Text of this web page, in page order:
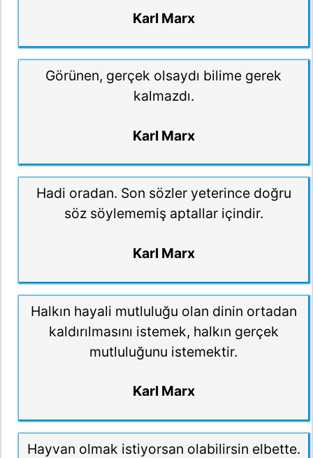
Karl Marx
Görünen, gerçek olsaydı bilime gerek
kalmazdı.
Karl Marx
Hadi oradan. Son sözler yeterince doğru
söz söylememiş aptallar içindir.
Karl Marx
Halkın hayali mutluluğu olan dinin ortadan
kaldırılmasını istemek, halkın gerçek
mutluluğunu istemektir.
Karl Marx
Hayvan olmak istiyorsan olabilirsin elbette.